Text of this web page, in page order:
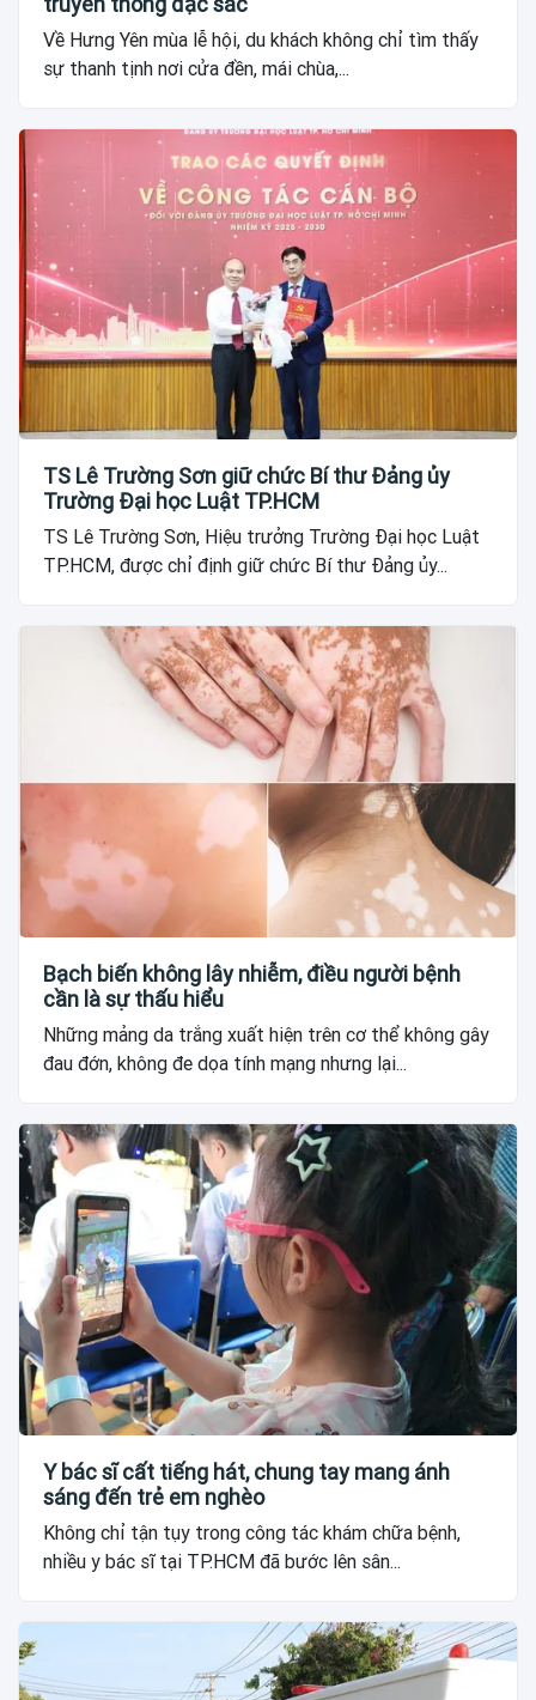
Về Hưng Yên mùa lễ hội, du khách không chỉ tìm thấy
sự thanh tịnh nơi cửa đền, mái chùa,...
TS Lê Trường Sơn giữ chức Bí thư Đảng ủy
Trường Đại học Luật TP.HCM
TS Lê Trường Sơn, Hiệu trưởng Trường Đại học Luật
TP.HCM, được chỉ định giữ chức Bí thư Đảng ủy...
Bạch biến không lây nhiễm, điều người bệnh
cần là sự thấu hiểu
Những mảng da trắng xuất hiện trên cơ thể không gây
đau đớn, không đe dọa tính mạng nhưng lại...
Y bác sĩ cất tiếng hát, chung tay mang ánh
sáng đến trẻ em nghèo
Không chỉ tận tụy trong công tác khám chữa bệnh,
nhiều y bác sĩ tại TP.HCM đã bước lên sân...